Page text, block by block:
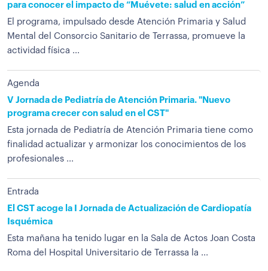
para conocer el impacto de “Muévete: salud en acción”
El programa, impulsado desde Atención Primaria y Salud
Mental del Consorcio Sanitario de Terrassa, promueve la
actividad física ...
Agenda
V Jornada de Pediatría de Atención Primaria. "Nuevo
programa crecer con salud en el CST"
Esta jornada de Pediatría de Atención Primaria tiene como
finalidad actualizar y armonizar los conocimientos de los
profesionales ...
Entrada
El CST acoge la I Jornada de Actualización de Cardiopatía
Isquémica
Esta mañana ha tenido lugar en la Sala de Actos Joan Costa
Roma del Hospital Universitario de Terrassa la ...